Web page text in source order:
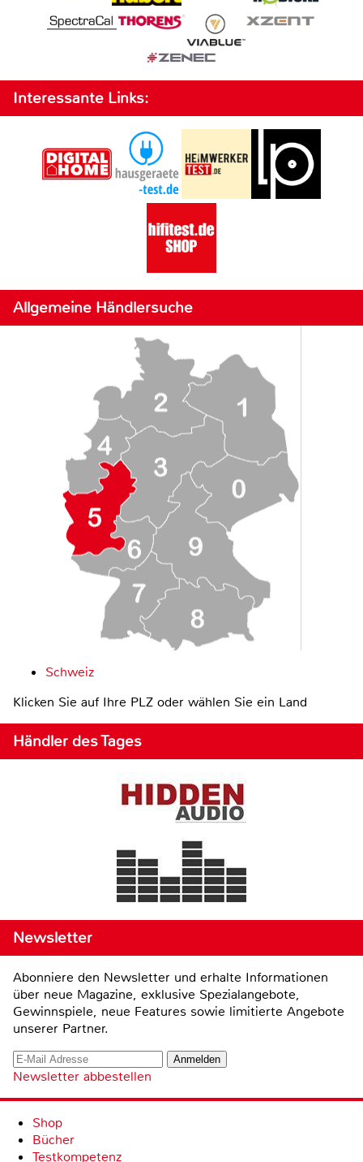
Interessante Links:
Allgemeine Händlersuche
Schweiz
Klicken Sie auf Ihre PLZ oder wählen Sie ein Land
Händler des Tages
Newsletter
Abonniere den Newsletter und erhalte Informationen
über neue Magazine, exklusive Spezialangebote,
Gewinnspiele, neue Features sowie limitierte Angebote
unserer Partner.
Newsletter abbestellen
Shop
Bücher
Testkompetenz